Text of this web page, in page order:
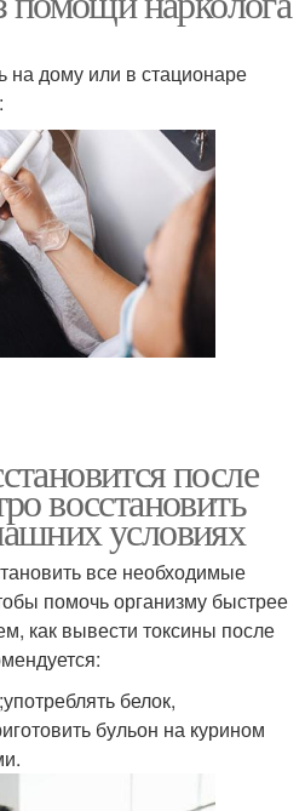
на дому или в стационаре
после
восстановить
условиях
все необходимые
помочь организму быстрее
как вывести токсины после
белок,
бульон на курином